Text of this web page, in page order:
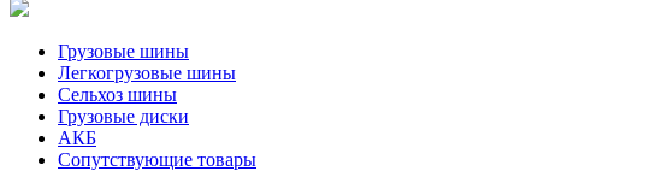
Грузовые шины
Легкогрузовые шины
Сельхоз шины
Грузовые диски
АКБ
Сопутствующие товары